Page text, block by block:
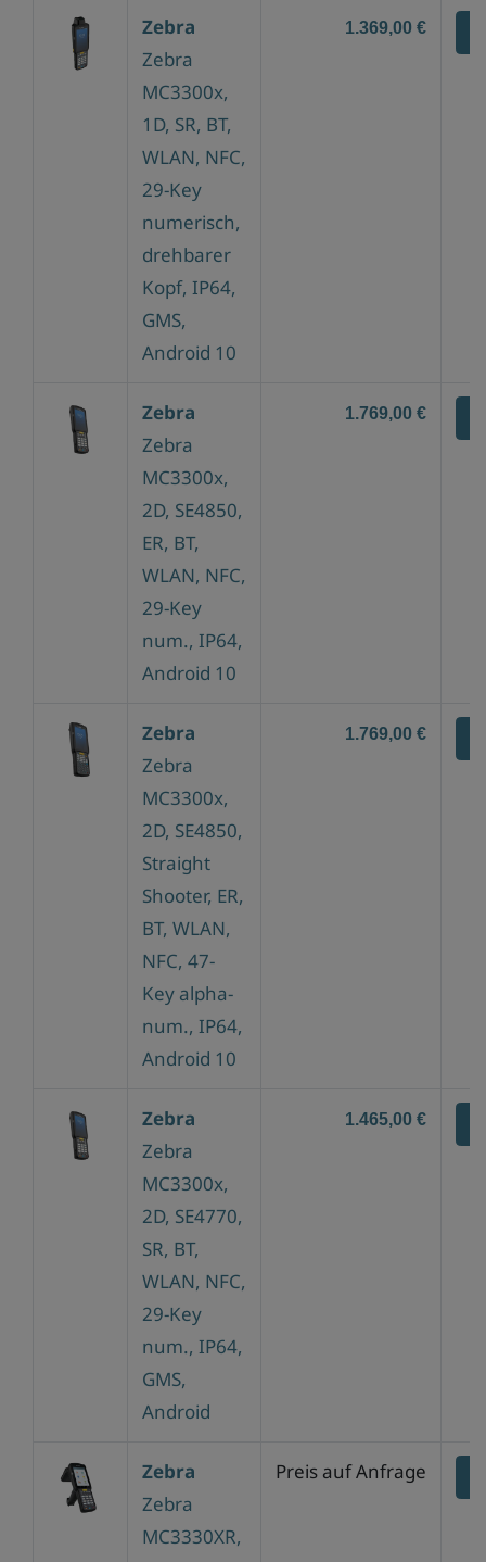
Zebra
Zebra
MC3300x,
1D, SR, BT,
WLAN, NFC,
29-Key
numerisch,
drehbarer
Kopf, IP64,
GMS,
Android 10
1.369,00 €
Zebra
Zebra
MC3300x,
2D, SE4850,
ER, BT,
WLAN, NFC,
29-Key
num., IP64,
Android 10
1.769,00 €
Zebra
Zebra
MC3300x,
2D, SE4850,
Straight
Shooter, ER,
BT, WLAN,
NFC, 47-
Key alpha-
num., IP64,
Android 10
1.769,00 €
Zebra
Zebra
MC3300x,
2D, SE4770,
SR, BT,
WLAN, NFC,
29-Key
num., IP64,
GMS,
Android
1.465,00 €
Zebra
Zebra
MC3330XR,
Preis auf Anfrage